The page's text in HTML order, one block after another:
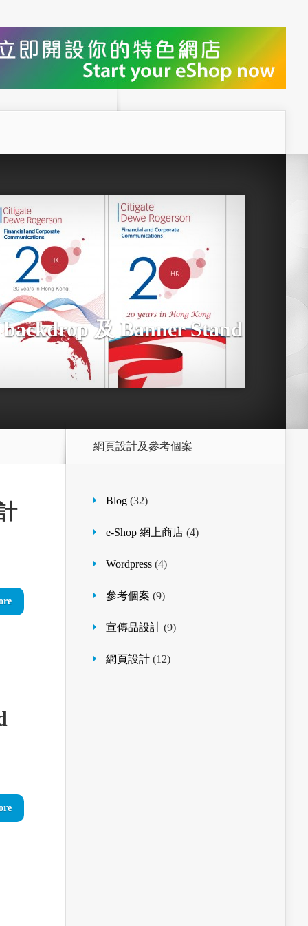
及 Banner Stand
網頁設計及參考個案
Blog (32)
e-Shop 網上商店 (4)
Wordpress (4)
參考個案 (9)
宣傳品設計 (9)
網頁設計 (12)